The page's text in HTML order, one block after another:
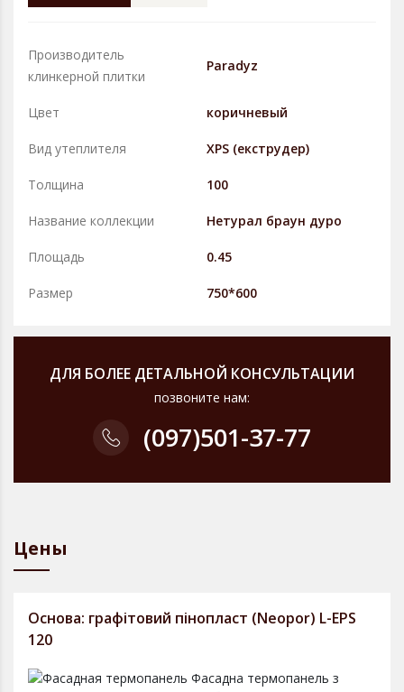
Производитель
клинкерной плитки
Paradyz
Цвет коричневый
Вид утеплителя XPS (екструдер)
Толщина 100
Название коллекции Нетурал браун дуро
Площадь 0.45
Размер 750*600
ДЛЯ БОЛЕЕ ДЕТАЛЬНОЙ КОНСУЛЬТАЦИИ
позвоните нам:
(097)501-37-77
Цены
Основа: графітовий пінопласт (Neopor) L-EPS
120